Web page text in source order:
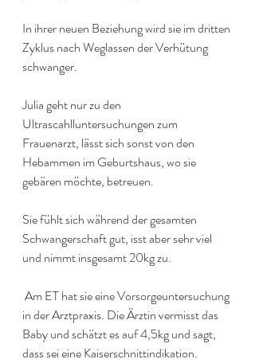
In ihrer neuen Beziehung wird sie im dritten
Zyklus nach Weglassen der Verhütung
schwanger.
Julia geht nur zu den
Ultrascahlluntersuchungen zum
Frauenarzt, lässt sich sonst von den
Hebammen im Geburtshaus, wo sie
gebären möchte, betreuen.
Sie fühlt sich während der gesamten
Schwangerschaft gut, isst aber sehr viel
und nimmt insgesamt 20kg zu.
Am ET hat sie eine Vorsorgeuntersuchung
in der Arztpraxis. Die Ärztin vermisst das
Baby und schätzt es auf 4,5kg und sagt,
dass sei eine Kaiserschnittindikation.